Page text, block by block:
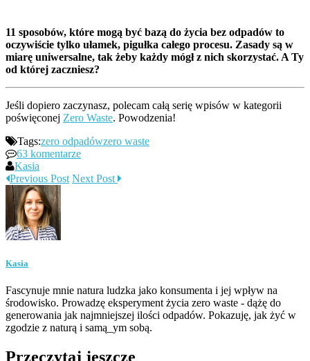
11 sposobów, które mogą być bazą do życia bez odpadów to
oczywiście tylko ułamek, pigułka całego procesu. Zasady są w
miarę uniwersalne, tak żeby każdy mógł z nich skorzystać. A Ty
od której zaczniesz?
Jeśli dopiero zaczynasz, polecam całą serię wpisów w kategorii
poświęconej Zero Waste. Powodzenia!
Tags:zero odpadówzero waste
63 komentarze
Kasia
Previous Post Next Post
Kasia
Fascynuje mnie natura ludzka jako konsumenta i jej wpływ na
środowisko. Prowadzę eksperyment życia zero waste - dążę do
generowania jak najmniejszej ilości odpadów. Pokazuję, jak żyć w
zgodzie z naturą i samą_ym sobą.
Przeczytaj jeszcze